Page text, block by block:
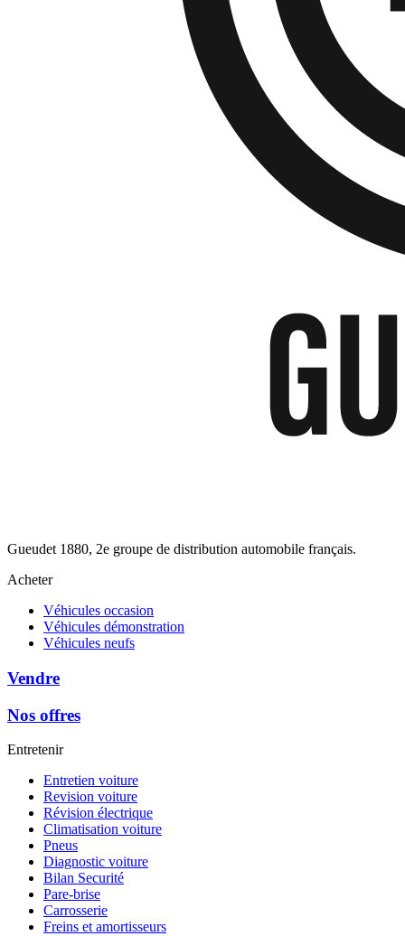
Gueudet 1880, 2e groupe de distribution automobile français.
Acheter
Véhicules occasion
Véhicules démonstration
Véhicules neufs
Vendre
Nos offres
Entretenir
Entretien voiture
Revision voiture
Révision électrique
Climatisation voiture
Pneus
Diagnostic voiture
Bilan Securité
Pare-brise
Carrosserie
Freins et amortisseurs